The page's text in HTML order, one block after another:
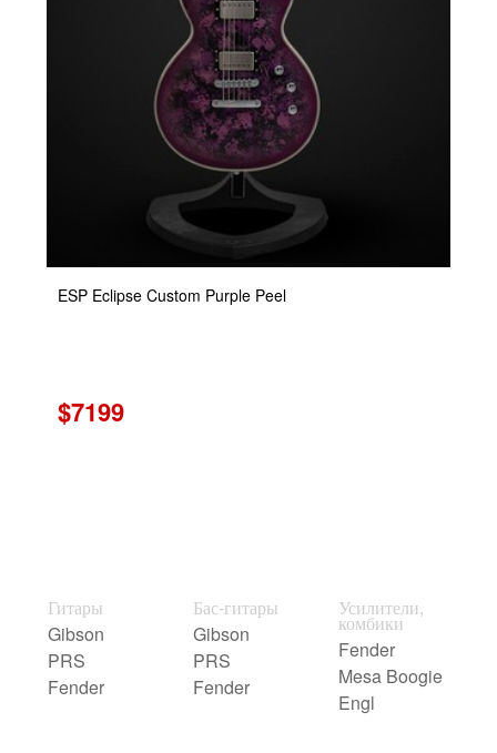
ESP Eclipse Custom Purple Peel
$7199
Гитары
Gibson
PRS
Fender
Бас-гитары
Gibson
PRS
Fender
Усилители,
комбики
Fender
Mesa Boogie
Engl